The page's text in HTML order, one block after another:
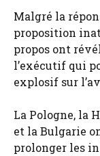
Malgré la
proposition
propos ont
l’exécutif qui
explosif sur
La Pologne, la
et la Bulgarie
prolonger les